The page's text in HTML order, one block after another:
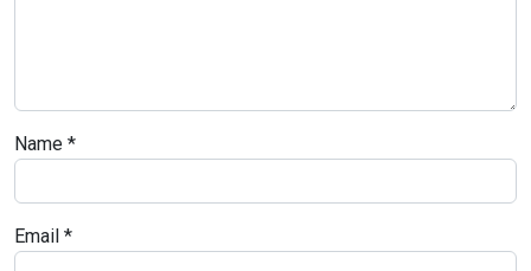
Name *
Email *